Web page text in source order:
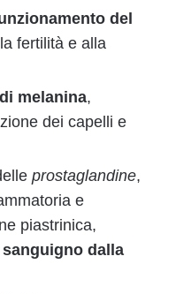
del
fertilità e alla
melanina,
dei capelli e
prostaglandine,
e
piastrinica,
dalla